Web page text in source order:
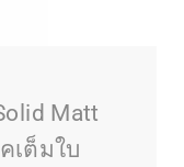
Matt
เต็มใบ